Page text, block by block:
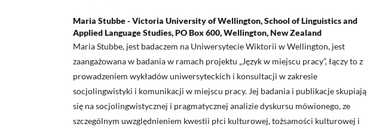
Maria Stubbe - Victoria University of Wellington, School of Linguistics and
Applied Language Studies, PO Box 600, Wellington, New Zealand
Maria Stubbe, jest badaczem na Uniwersytecie Wiktorii w Wellington, jest
zaangażowana w badania w ramach projektu „Język w miejscu pracy”, łączy to z
prowadzeniem wykładów uniwersyteckich i konsultacji w zakresie
socjolingwistyki i komunikacji w miejscu pracy. Jej badania i publikacje skupiają
się na socjolingwistycznej i pragmatycznej analizie dyskursu mówionego, ze
szczególnym uwzględnieniem kwestii płci kulturowej, tożsamości kulturowej i